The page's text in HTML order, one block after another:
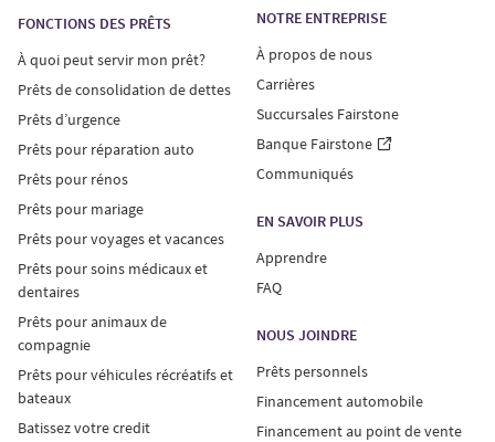
FONCTIONS DES PRÊTS
À quoi peut servir mon prêt?
Prêts de consolidation de dettes
Prêts d’urgence
Prêts pour réparation auto
Prêts pour rénos
Prêts pour mariage
Prêts pour voyages et vacances
Prêts pour soins médicaux et
dentaires
Prêts pour animaux de
compagnie
Prêts pour véhicules récréatifs et
bateaux
Batissez votre credit
NOTRE ENTREPRISE
À propos de nous
Carrières
Succursales Fairstone
Banque Fairstone
Communiqués
EN SAVOIR PLUS
Apprendre
FAQ
NOUS JOINDRE
Prêts personnels
Financement automobile
Financement au point de vente